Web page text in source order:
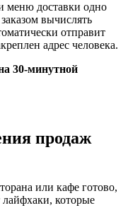
меню доставки одно
вычислять
отправит
адрес человека.
30‑минутной
продаж
или кафе готово,
которые